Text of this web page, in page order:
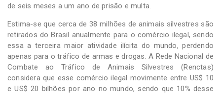
de seis meses a um ano de prisão e multa.
Estima-se que cerca de 38 milhões de animais silvestres são
retirados do Brasil anualmente para o comércio ilegal, sendo
essa a terceira maior atividade ilícita do mundo, perdendo
apenas para o tráfico de armas e drogas. A Rede Nacional de
Combate ao Tráfico de Animais Silvestres (Renctas)
considera que esse comércio ilegal movimente entre US$ 10
e US$ 20 bilhões por ano no mundo, sendo que 10% desse